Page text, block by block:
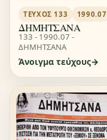
ΤΕΎΧΟΣ 133 1990.07
ΔΗΜΗΤΣΑΝΑ
133 - 1990.07 -
ΔΗΜΗΤΣΑΝΑ
Άνοιγμα τεύχους